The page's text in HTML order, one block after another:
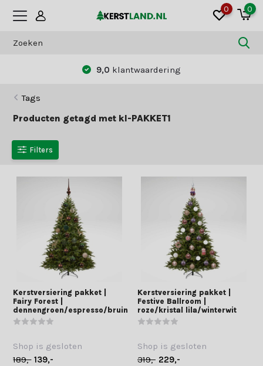
0 0
9,0 klantwaardering
Tags
Producten getagd met kl-PAKKET1
Filters
Kerstversiering pakket |
Fairy Forest |
dennengroen/espresso/bruin
Shop is gesloten
189,- 139,-
Kerstversiering pakket |
Festive Ballroom |
roze/kristal lila/winterwit
Shop is gesloten
319,- 229,-